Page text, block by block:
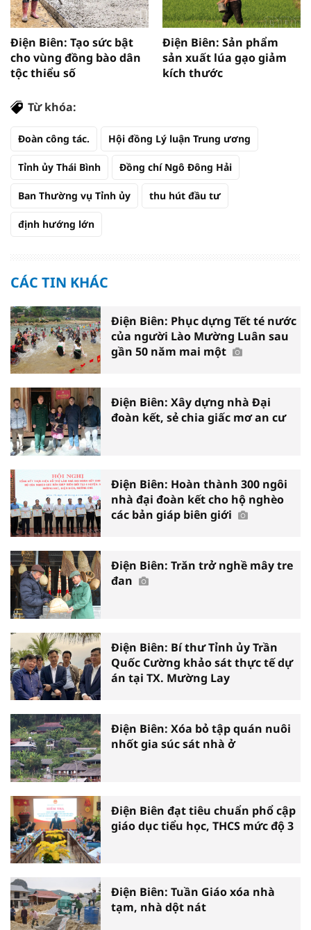
Điện Biên: Tạo sức bật
cho vùng đồng bào dân
tộc thiểu số
Điện Biên: Sản phẩm
sản xuất lúa gạo giảm
kích thước
Từ khóa:
Đoàn công tác. Hội đồng Lý luận Trung ương
Tỉnh ủy Thái Bình Đồng chí Ngô Đông Hải
Ban Thường vụ Tỉnh ủy thu hút đầu tư
định hướng lớn
CÁC TIN KHÁC
Điện Biên: Phục dựng Tết té nước
của người Lào Mường Luân sau
gần 50 năm mai một
Điện Biên: Xây dựng nhà Đại
đoàn kết, sẻ chia giấc mơ an cư
Điện Biên: Hoàn thành 300 ngôi
nhà đại đoàn kết cho hộ nghèo
các bản giáp biên giới
Điện Biên: Trăn trở nghề mây tre
đan
Điện Biên: Bí thư Tỉnh ủy Trần
Quốc Cường khảo sát thực tế dự
án tại TX. Mường Lay
Điện Biên: Xóa bỏ tập quán nuôi
nhốt gia súc sát nhà ở
Điện Biên đạt tiêu chuẩn phổ cập
giáo dục tiểu học, THCS mức độ 3
Điện Biên: Tuần Giáo xóa nhà
tạm, nhà dột nát